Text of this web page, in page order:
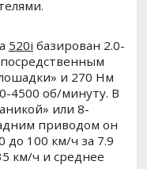
520i базирован 2.0-
и 270 Нм
4500 об/минуту. В
или 8-
приводом он
до 100 км/ч за 7.9
км/ч и среднее